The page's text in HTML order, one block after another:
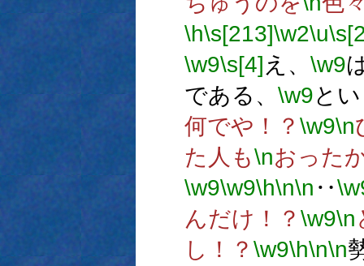
\h\s[213]\w2\u
\w9\s[4] え、 \w9
である、 \w9と
何でや！？ \w9\n
た人も\nおった
\w9\w9\h\n\n ‥
んだけ！？ \w9\n
し！？ \w9\h\n\n